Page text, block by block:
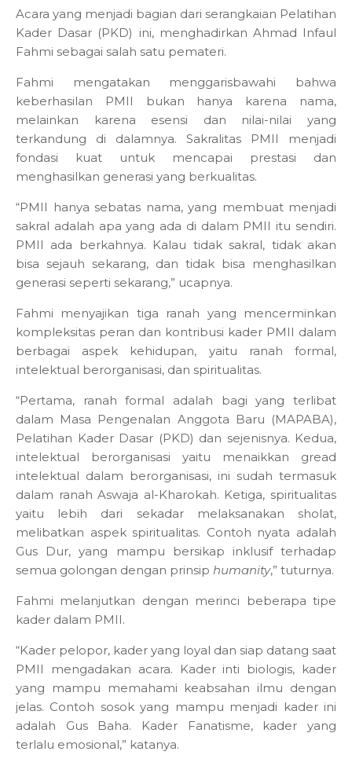
Acara yang menjadi bagian dari serangkaian Pelatihan
Kader Dasar (PKD) ini, menghadirkan Ahmad Infaul
Fahmi sebagai salah satu pemateri.
Fahmi mengatakan menggarisbawahi bahwa
keberhasilan PMII bukan hanya karena nama,
melainkan karena esensi dan nilai-nilai yang
terkandung di dalamnya. Sakralitas PMII menjadi
fondasi kuat untuk mencapai prestasi dan
menghasilkan generasi yang berkualitas.
“PMII hanya sebatas nama, yang membuat menjadi
sakral adalah apa yang ada di dalam PMII itu sendiri.
PMII ada berkahnya. Kalau tidak sakral, tidak akan
bisa sejauh sekarang, dan tidak bisa menghasilkan
generasi seperti sekarang,” ucapnya.
Fahmi menyajikan tiga ranah yang mencerminkan
kompleksitas peran dan kontribusi kader PMII dalam
berbagai aspek kehidupan, yaitu ranah formal,
intelektual berorganisasi, dan spiritualitas.
“Pertama, ranah formal adalah bagi yang terlibat
dalam Masa Pengenalan Anggota Baru (MAPABA),
Pelatihan Kader Dasar (PKD) dan sejenisnya. Kedua,
intelektual berorganisasi yaitu menaikkan gread
intelektual dalam berorganisasi, ini sudah termasuk
dalam ranah Aswaja al-Kharokah. Ketiga, spiritualitas
yaitu lebih dari sekadar melaksanakan sholat,
melibatkan aspek spiritualitas. Contoh nyata adalah
Gus Dur, yang mampu bersikap inklusif terhadap
semua golongan dengan prinsip humanity,” tuturnya.
Fahmi melanjutkan dengan merinci beberapa tipe
kader dalam PMII.
“Kader pelopor, kader yang loyal dan siap datang saat
PMII mengadakan acara. Kader inti biologis, kader
yang mampu memahami keabsahan ilmu dengan
jelas. Contoh sosok yang mampu menjadi kader ini
adalah Gus Baha. Kader Fanatisme, kader yang
terlalu emosional,” katanya.